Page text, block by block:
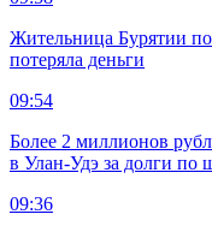
Жительница Бурятии
потеряла деньги
09:54
Более 2 миллионов
в Улан-Удэ за долги по
09:36